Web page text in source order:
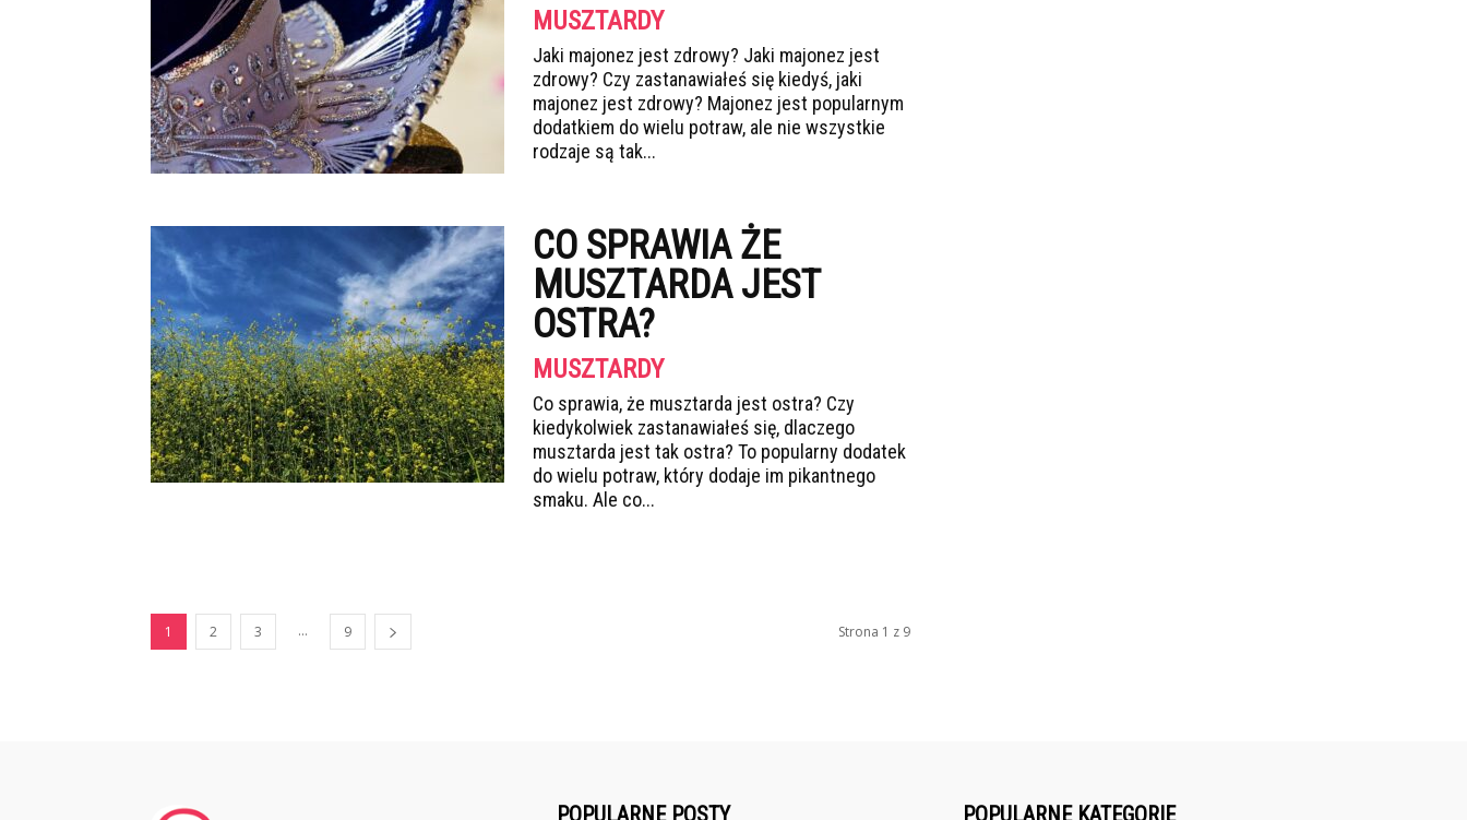
MUSZTARDY
Jaki majonez jest zdrowy? Jaki majonez jest
zdrowy? Czy zastanawiałeś się kiedyś, jaki
majonez jest zdrowy? Majonez jest popularnym
dodatkiem do wielu potraw, ale nie wszystkie
rodzaje są tak...
CO SPRAWIA ŻE
MUSZTARDA JEST
OSTRA?
MUSZTARDY
Co sprawia, że musztarda jest ostra? Czy
kiedykolwiek zastanawiałeś się, dlaczego
musztarda jest tak ostra? To popularny dodatek
do wielu potraw, który dodaje im pikantnego
smaku. Ale co...
1 2 3 ... 9 Strona 1 z 9
POPULARNE POSTY POPULARNE KATEGORIE